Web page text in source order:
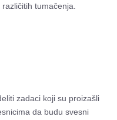
tumačenja.
zadaci koji su proizašli
da budu svesni